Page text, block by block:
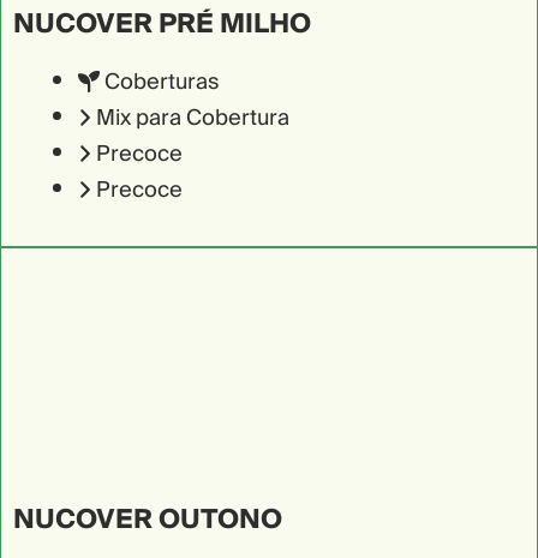
NUCOVER PRÉ MILHO
Coberturas
Mix para Cobertura
Precoce
Precoce
NUCOVER OUTONO